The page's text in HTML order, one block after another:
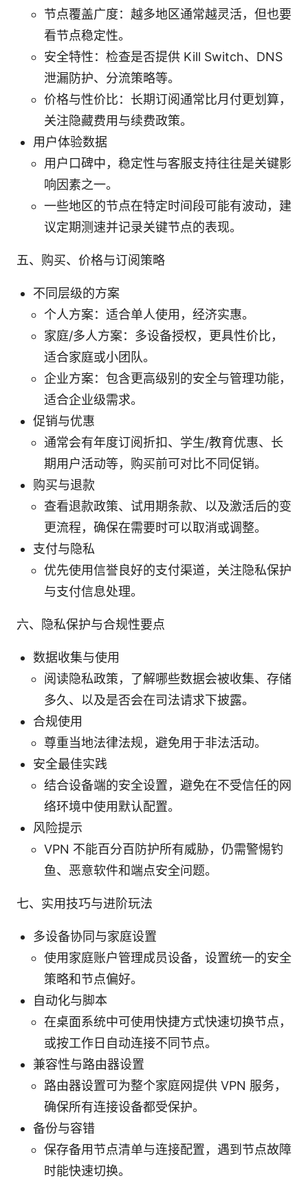
节点覆盖广度：越多地区通常越灵活，但也要
看节点稳定性。
安全特性：检查是否提供 Kill Switch、DNS
泄漏防护、分流策略等。
价格与性价比：长期订阅通常比月付更划算，
关注隐藏费用与续费政策。
用户体验数据
用户口碑中，稳定性与客服支持往往是关键影
响因素之一。
一些地区的节点在特定时间段可能有波动，建
议定期测速并记录关键节点的表现。
五、购买、价格与订阅策略
不同层级的方案
个人方案：适合单人使用，经济实惠。
家庭/多人方案：多设备授权，更具性价比，
适合家庭或小团队。
企业方案：包含更高级别的安全与管理功能，
适合企业级需求。
促销与优惠
通常会有年度订阅折扣、学生/教育优惠、长
期用户活动等，购买前可对比不同促销。
购买与退款
查看退款政策、试用期条款、以及激活后的变
更流程，确保在需要时可以取消或调整。
支付与隐私
优先使用信誉良好的支付渠道，关注隐私保护
与支付信息处理。
六、隐私保护与合规性要点
数据收集与使用
阅读隐私政策，了解哪些数据会被收集、存储
多久、以及是否会在司法请求下披露。
合规使用
尊重当地法律法规，避免用于非法活动。
安全最佳实践
结合设备端的安全设置，避免在不受信任的网
络环境中使用默认配置。
风险提示
VPN 不能百分百防护所有威胁，仍需警惕钓
鱼、恶意软件和端点安全问题。
七、实用技巧与进阶玩法
多设备协同与家庭设置
使用家庭账户管理成员设备，设置统一的安全
策略和节点偏好。
自动化与脚本
在桌面系统中可使用快捷方式快速切换节点，
或按工作日自动连接不同节点。
兼容性与路由器设置
路由器设置可为整个家庭网提供 VPN 服务，
确保所有连接设备都受保护。
备份与容错
保存备用节点清单与连接配置，遇到节点故障
时能快速切换。